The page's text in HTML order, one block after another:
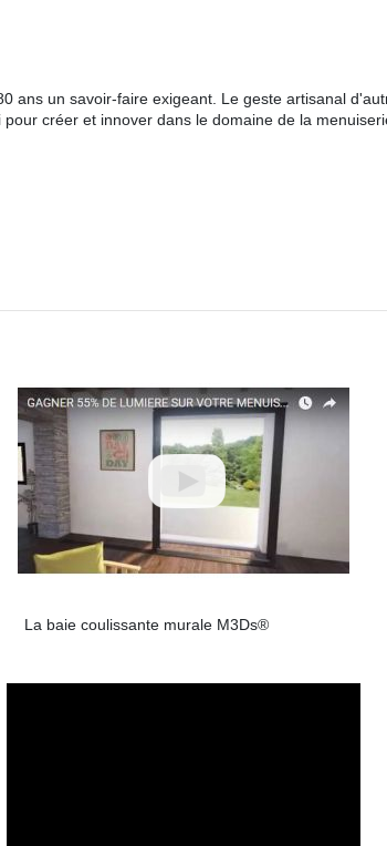
ans un savoir-faire exigeant. Le geste artisanal
créer et innover dans le domaine de la
La baie coulissante murale M3Ds®